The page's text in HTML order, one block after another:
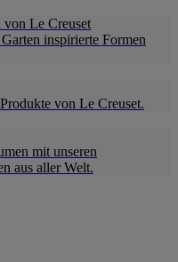
Le Creuset
inspirierte Formen
von Le Creuset.
mit unseren
aus aller Welt.